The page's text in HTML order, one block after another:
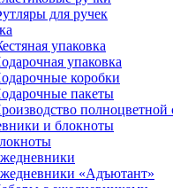
для ручек
упаковка
упаковка
коробки
пакеты
полноцветной
и блокноты
«Адъютант»